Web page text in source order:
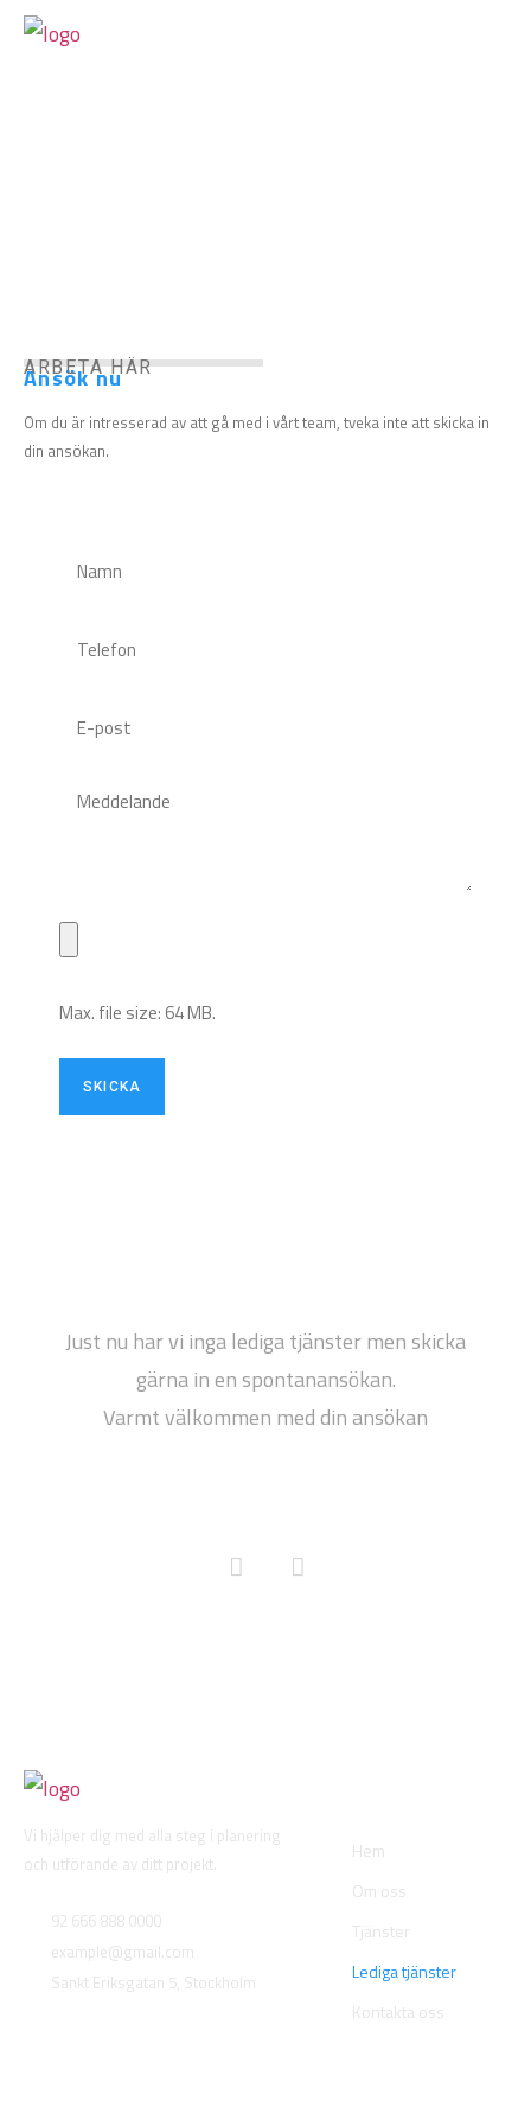
ARBETA HÄR
Ansök nu
Om du är intresserad av att gå med i vårt team, tveka inte att skicka in
din ansökan.
Max. file size: 64 MB.
Just nu har vi inga lediga tjänster men skicka
gärna in en spontanansökan.
Varmt välkommen med din ansökan
Vi hjälper dig med alla steg i planering
och utförande av ditt projekt.
92 666 888 0000
example@gmail.com
Sankt Eriksgatan 5, Stockholm
Hem
Om oss
Tjänster
Lediga tjänster
Kontakta oss